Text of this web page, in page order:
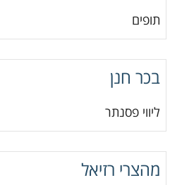
תופים
בכר חנן
ליווי פסנתר
מהצרי רזיאל